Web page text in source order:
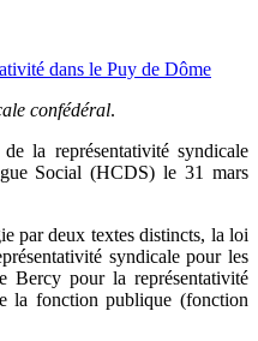
dans le Puy de Dôme
confédéral.
la représentativité syndicale
Social (HCDS) le 31 mars
par deux textes distincts, la loi
syndicale pour les
Bercy pour la représentativité
la fonction publique (fonction